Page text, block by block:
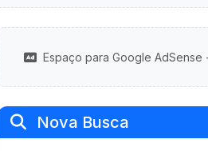
Espaço para Google AdSense
Nova Busca